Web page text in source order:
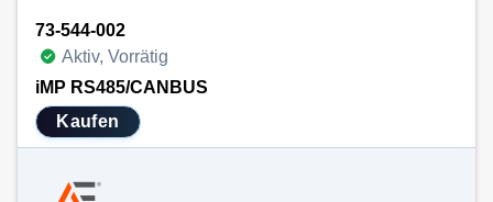
73-544-002
Aktiv, Vorrätig
iMP RS485/CANBUS
Kaufen